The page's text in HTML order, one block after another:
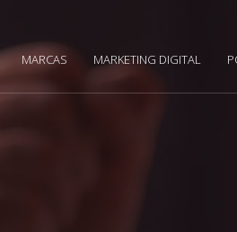
MARCAS MARKETING DIGITAL